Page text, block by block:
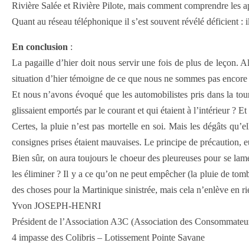
Rivière Salée et Rivière Pilote, mais comment comprendre les
Quant au réseau téléphonique il s’est souvent révélé déficient
En conclusion :
La pagaille d’hier doit nous servir une fois de plus de leçon.
situation d’hier témoigne de ce que nous ne sommes pas
Et nous n’avons évoqué que les automobilistes pris dans la
glissaient emportés par le courant et qui étaient à l’intérieur ?
Certes, la pluie n’est pas mortelle en soi. Mais les dégâts
consignes prises étaient mauvaises. Le principe de précaution,
Bien sûr, on aura toujours le choeur des pleureuses pour se
les éliminer ? Il y a ce qu’on ne peut empêcher (la pluie de
des choses pour la Martinique sinistrée, mais cela n’enlève en
Yvon JOSEPH-HENRI
Président de l’Association A3C (Association des
4 impasse des Colibris – Lotissement Pointe Savane